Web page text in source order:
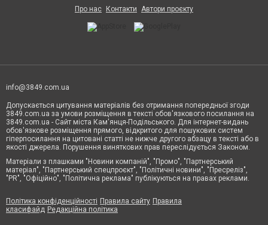
Про нас Контакти Автори проєкту
info@3849.com.ua
Допускається цитування матеріалів без отримання попередньої згоди
3849.com.ua за умови розміщення в тексті обов'язкового посилання на
3849.com.ua - Сайт міста Кам'янця-Подільського. Для інтернет-видань
обов'язкове розміщення прямого, відкритого для пошукових систем
гіперпосилання на цитовані статті не нижче другого абзацу в тексті або в
якості джерела. Порушення виняткових прав переслідується Законом.
Матеріали з плашками "Новини компаній", "Промо", "Партнерський
матеріал", "Партнерський спецпроєкт", "Політичні новини", "Пресреліз",
"PR", "Офіційно", "Політична реклама" публікуються на правах реклами.
Політика конфіденційності Правила сайту Правила
класифайд Редакційна політика